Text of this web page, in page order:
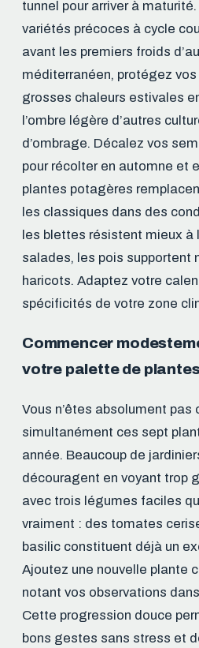
tunnel pour arriver à
variétés précoces à cycle
avant les premiers froids
méditerranéen, protégez
grosses chaleurs estivales
l’ombre légère d’autres
d’ombrage. Décalez vos
pour récolter en automne et
plantes potagères
les classiques dans des
les blettes résistent mieux à
salades, les pois supportent
haricots. Adaptez votre
spécificités de votre zone
Commencer
votre palette de
Vous n’êtes absolument
simultanément ces sept
année. Beaucoup de
découragent en voyant trop
avec trois légumes faciles
vraiment : des tomates
basilic constituent déjà un
Ajoutez une nouvelle plante
notant vos observations
Cette progression douce
bons gestes sans stress et